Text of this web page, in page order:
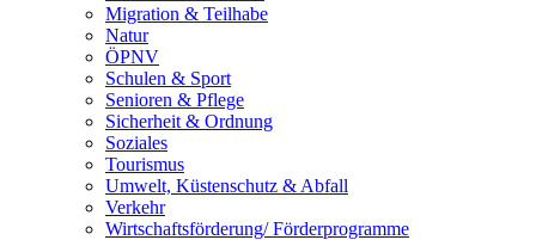
Migration & Teilhabe
Natur
ÖPNV
Schulen & Sport
Senioren & Pflege
Sicherheit & Ordnung
Soziales
Tourismus
Umwelt, Küstenschutz & Abfall
Verkehr
Wirtschaftsförderung/ Förderprogramme